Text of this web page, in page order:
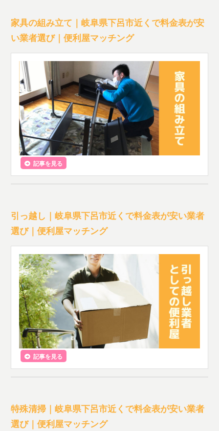
家具の組み立て｜岐阜県下呂市近くで料金表が安
い業者選び｜便利屋マッチング
記事を見る
引っ越し｜岐阜県下呂市近くで料金表が安い業者
選び｜便利屋マッチング
記事を見る
特殊清掃｜岐阜県下呂市近くで料金表が安い業者
選び｜便利屋マッチング